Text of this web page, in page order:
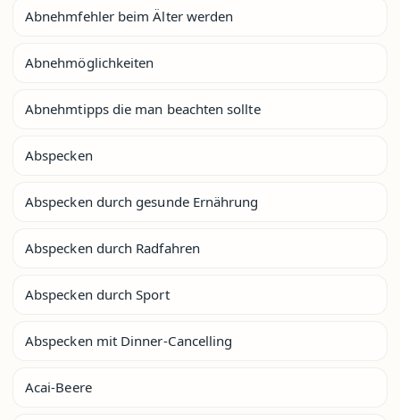
Abnehmfehler beim Älter werden
Abnehmöglichkeiten
Abnehmtipps die man beachten sollte
Abspecken
Abspecken durch gesunde Ernährung
Abspecken durch Radfahren
Abspecken durch Sport
Abspecken mit Dinner-Cancelling
Acai-Beere